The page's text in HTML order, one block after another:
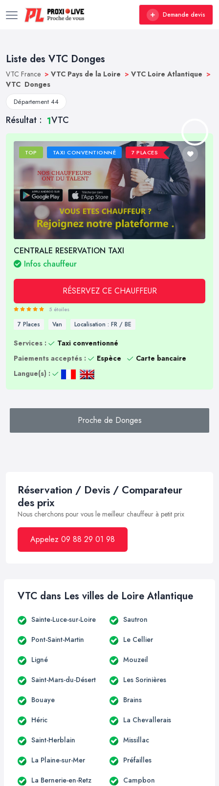
Demande devis
Liste des VTC Donges
VTC France > VTC Pays de la Loire > VTC Loire Atlantique >
VTC Donges
Département 44
Résultat : 1VTC
TOP TAXI CONVENTIONNÉ 7 PLACES
CENTRALE RESERVATION TAXI
Infos chauffeur
RÉSERVEZ CE CHAUFFEUR
5 étoiles
7 Places Van Localisation : FR / BE
Services :
Taxi conventionné
Paiements acceptés :
Espèce
Carte bancaire
Langue(s) :
Proche de Donges
Réservation / Devis / Comparateur
des prix
Nous cherchons pour vous le meilleur chauffeur à petit prix
Appelez 09 88 29 01 98
VTC dans Les villes de Loire Atlantique
Sainte-Luce-sur-Loire Sautron
Pont-Saint-Martin Le Cellier
Ligné Mouzeil
Saint-Mars-du-Désert Les Sorinières
Bouaye Brains
Héric La Chevallerais
Saint-Herblain Missillac
La Plaine-sur-Mer Préfailles
La Bernerie-en-Retz Campbon